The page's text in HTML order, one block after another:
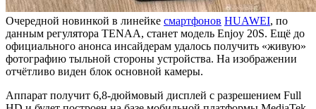
Очередной новинкой в линейке смартфонов HUAWEI, по
данным регулятора TENAA, станет модель Enjoy 20S. Ещё до
официального анонса инсайдерам удалось получить «живую»
фотографию тыльной стороны устройства. На изображении
отчётливо виден блок основной камеры.
Аппарат получит 6,8-дюймовый дисплей с разрешением Full